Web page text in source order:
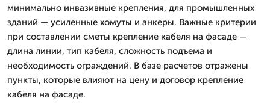
минимально инвазивные крепления, для промышленных
зданий — усиленные хомуты и анкеры. Важные критерии
при составлении сметы крепление кабеля на фасаде —
длина линии, тип кабеля, сложность подъема и
необходимость ограждений. В базе расчетов отражены
пункты, которые влияют на цену и договор крепление
кабеля на фасаде.